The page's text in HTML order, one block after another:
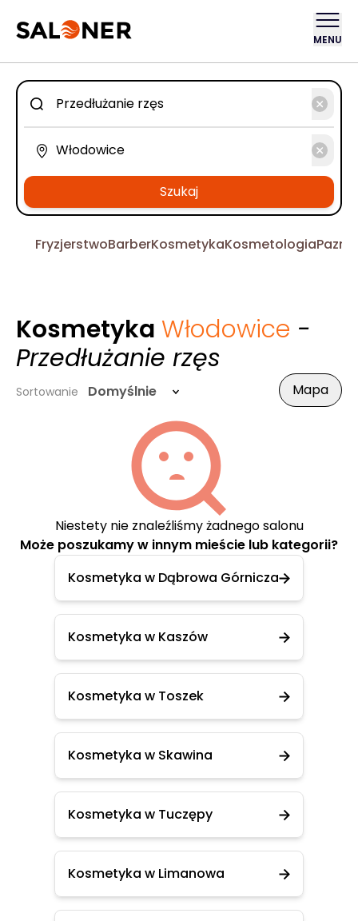
MENU
Szukaj
FryzjerstwoBarberKosmetykaKosmetologia
Kosmetyka Włodowice -
Przedłużanie rzęs
Sortowanie Domyślnie Mapa
Niestety nie znaleźliśmy żadnego salonu
Może poszukamy w innym mieście lub kategorii?
Kosmetyka w Dąbrowa Górnicza
Kosmetyka w Kaszów
Kosmetyka w Toszek
Kosmetyka w Skawina
Kosmetyka w Tuczępy
Kosmetyka w Limanowa